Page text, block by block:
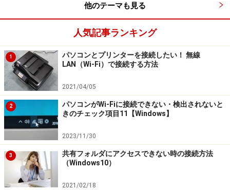
他のテーマも見る
人気記事ランキング
1
パソコンとプリンターを接続したい！ 無線
LAN（Wi-Fi）で接続する方法
2021/04/05
2
パソコンがWi-Fiに接続できない・検出されないと
きのチェック項目11【Windows】
2023/11/30
3
共有フォルダにアクセスできない時の接続方法
（Windows10）
2021/02/18